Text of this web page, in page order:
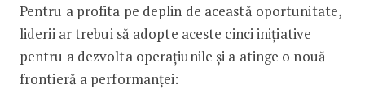
Pentru a profita pe deplin de această oportunitate,
liderii ar trebui să adopte aceste cinci inițiative
pentru a dezvolta operațiunile și a atinge o nouă
frontieră a performanței: